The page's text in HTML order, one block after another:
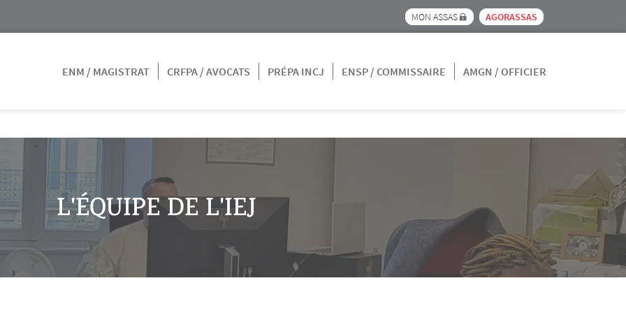
Menu pre_header IEJ
MON ASSAS AGORASSAS
ENM / MAGISTRAT
CRFPA / AVOCATS PRÉPA INCJ ENSP / COMMISSAIRE AMGN / OFFICIER
L'ÉQUIPE DE L'IEJ